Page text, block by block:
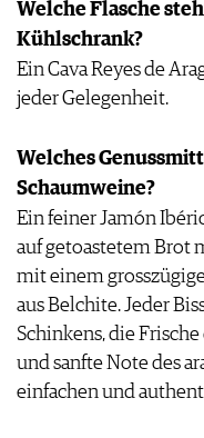
Welche Flasche
Kühlschrank?
Ein Cava Reyes de
jeder Gelegenheit.
Welches
Schaumweine?
Ein feiner Jamón
auf getoastetem Brot
mit einem
aus Belchite. Jeder
Schinkens, die
und sanfte Note des
einfachen und